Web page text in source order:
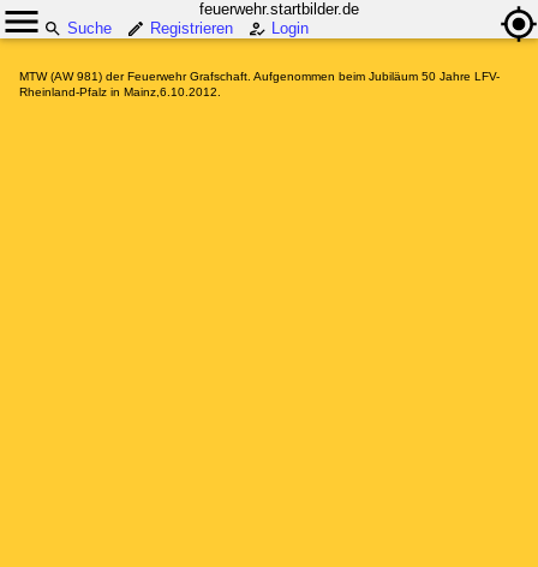
feuerwehr.startbilder.de
Suche
Registrieren Login
MTW (AW 981) der Feuerwehr Grafschaft. Aufgenommen beim Jubiläum 50 Jahre LFV-
Rheinland-Pfalz in Mainz,6.10.2012.